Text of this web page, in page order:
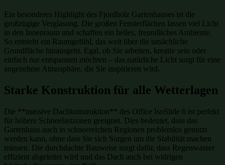
Ein besonderes Highlight des Fjordholz Gartenhauses ist die
großzügige Verglasung. Die großen Fensterflächen lassen viel Licht
in den Innenraum und schaffen ein helles, freundliches Ambiente.
So entsteht ein Raumgefühl, das weit über die tatsächliche
Grundfläche hinausgeht. Egal, ob Sie arbeiten, kreativ sein oder
einfach nur entspannen möchten – das natürliche Licht sorgt für eine
angenehme Atmosphäre, die Sie inspirieren wird.
Starke Konstruktion für alle Wetterlagen
Die **massive Dachkonstruktion** des Office IsoSlide 6 ist perfekt
für höhere Schneelastzonen geeignet. Dies bedeutet, dass das
Gartenhaus auch in schneereichen Regionen problemlos genutzt
werden kann, ohne dass Sie sich Sorgen um die Stabilität machen
müssen. Die durchdachte Bauweise sorgt dafür, dass Regenwasser
effizient abgeleitet wird und das Dach auch bei widrigen